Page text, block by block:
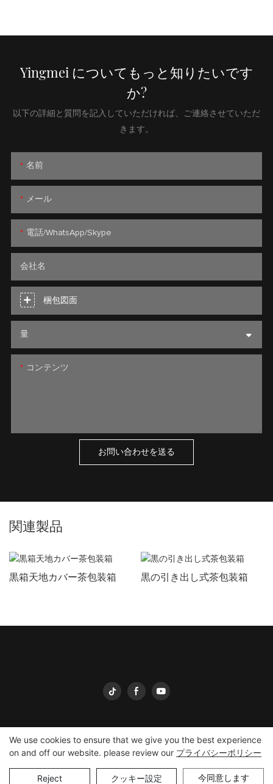
Yingmei についてもっと知りたいです
か?
以下の詳細と質問を記入していただければ、ご連絡させていただ
きます。
名前
メール
電話/WhatsApp/Skype
会社名
梱包図面
量
コンテンツ
お問い合わせを送る
関連製品
黒箱天地カバー茶包装箱 黒の引き出し式茶包装箱
Copyright © 2026英美包装-yingmeipackaging.com| サイトマッ
We use cookies to ensure that we give you the best experience
on and off our website. please review our プライバシーポリシー
Reject クッキー設定 今同意します